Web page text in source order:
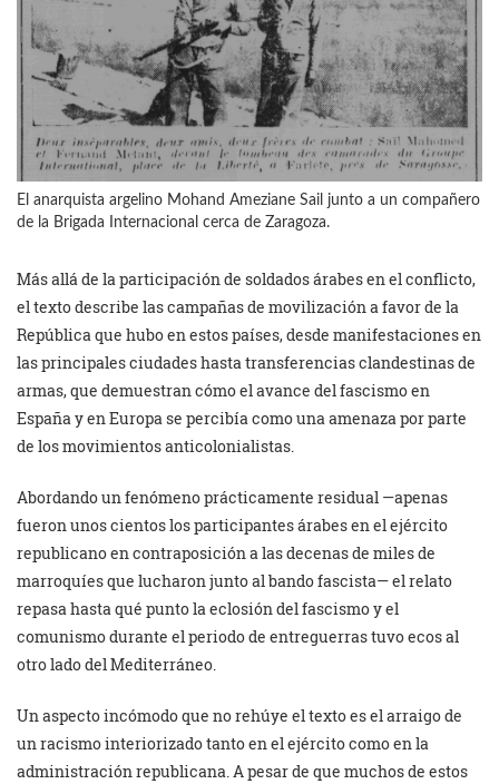
El anarquista argelino Mohand Ameziane Sail junto a un compañero
de la Brigada Internacional cerca de Zaragoza.
Más allá de la participación de soldados árabes en el conflicto,
el texto describe las campañas de movilización a favor de la
República que hubo en estos países, desde manifestaciones en
las principales ciudades hasta transferencias clandestinas de
armas, que demuestran cómo el avance del fascismo en
España y en Europa se percibía como una amenaza por parte
de los movimientos anticolonialistas.
Abordando un fenómeno prácticamente residual —apenas
fueron unos cientos los participantes árabes en el ejército
republicano en contraposición a las decenas de miles de
marroquíes que lucharon junto al bando fascista— el relato
repasa hasta qué punto la eclosión del fascismo y el
comunismo durante el periodo de entreguerras tuvo ecos al
otro lado del Mediterráneo.
Un aspecto incómodo que no rehúye el texto es el arraigo de
un racismo interiorizado tanto en el ejército como en la
administración republicana. A pesar de que muchos de estos